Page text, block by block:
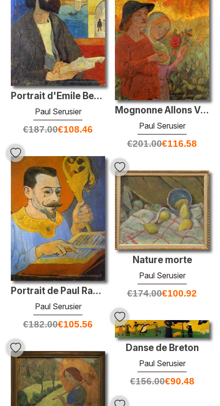
Portrait d'Emile Bernard à Florence
Paul Serusier
€187.00€108.46
Mognonne Allons Voir la Rose si
Paul Serusier
€201.00€116.58
Portrait de Paul Ranson déguisé en prophète
Paul Serusier
€182.00€105.56
Nature morte
Paul Serusier
€174.00€100.92
Danse de Breton
Paul Serusier
€156.00€90.48